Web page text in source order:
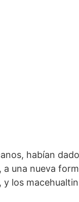
habían
una nueva
los